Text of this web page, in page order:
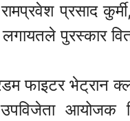
रामप्रवेश प्रसाद कुर्मी
लगायतलेपुरस्कार
फाइटर भेट्रान
उपविजेता आयोजक